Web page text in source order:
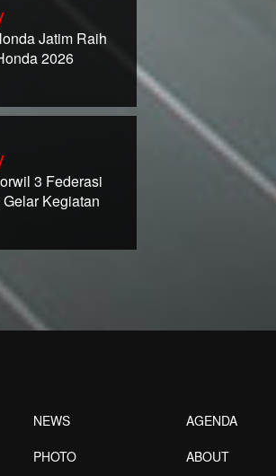
Jatim Raih
2026
3 Federasi
Kegiatan
NEWS
PHOTO
AGENDA
ABOUT